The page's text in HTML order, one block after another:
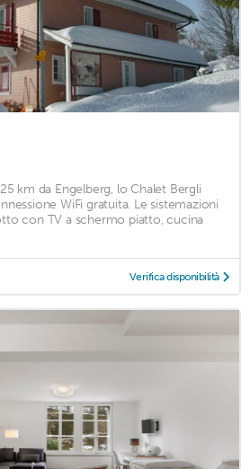
km da Engelberg, lo Chalet Bergli
WiFi gratuita. Le sistemazioni
con TV a schermo piatto, cucina
Verifica disponibilità